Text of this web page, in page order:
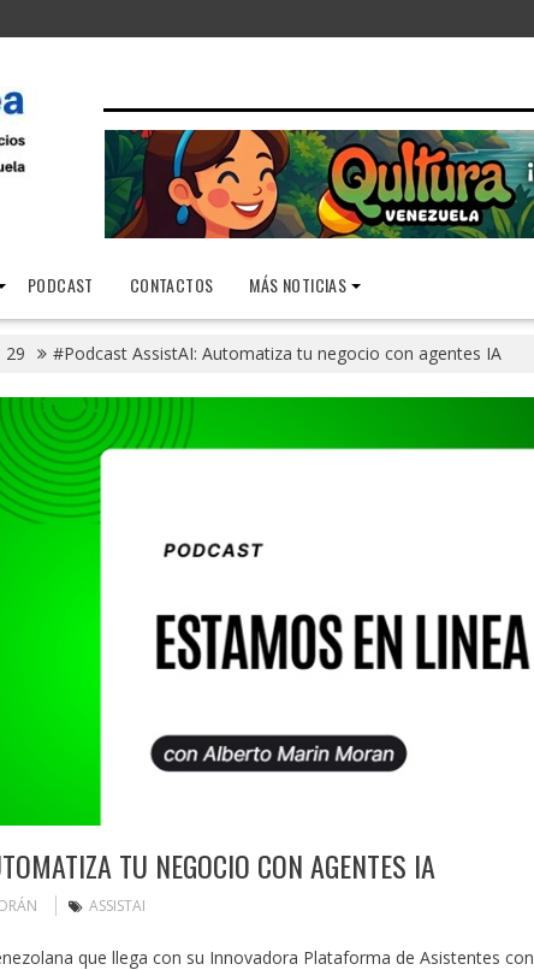
PODCAST CONTACTOS MÁS NOTICIAS
29 #Podcast AssistAI: Automatiza tu negocio con agentes IA
TU NEGOCIO CON AGENTES IA
ASSISTAI
que llega con su Innovadora Plataforma de Asistentes con